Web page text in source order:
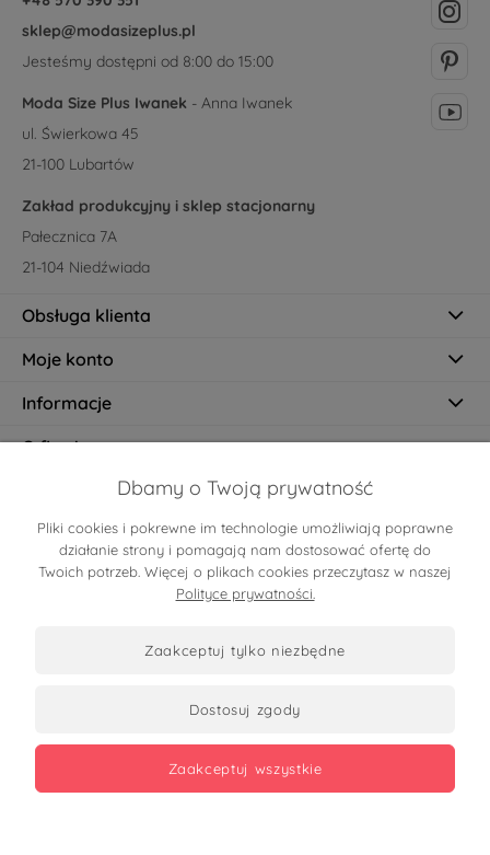
sklep@modasizeplus.pl
Jesteśmy dostępni od 8:00 do 15:00
Moda Size Plus Iwanek - Anna Iwanek
ul. Świerkowa 45
21-100 Lubartów
Zakład produkcyjny i sklep stacjonarny
Pałecznica 7A
21-104 Niedźwiada
Obsługa klienta
Moje konto
Informacje
O firmie
Certyfikaty
Dbamy o Twoją prywatność
Pliki cookies i pokrewne im technologie umożliwiają poprawne
działanie strony i pomagają nam dostosować ofertę do
Twoich potrzeb. Więcej o plikach cookies przeczytasz w naszej
Polityce prywatności.
zaakceptuj tylko niezbędne
dostosuj zgody
zaakceptuj wszystkie